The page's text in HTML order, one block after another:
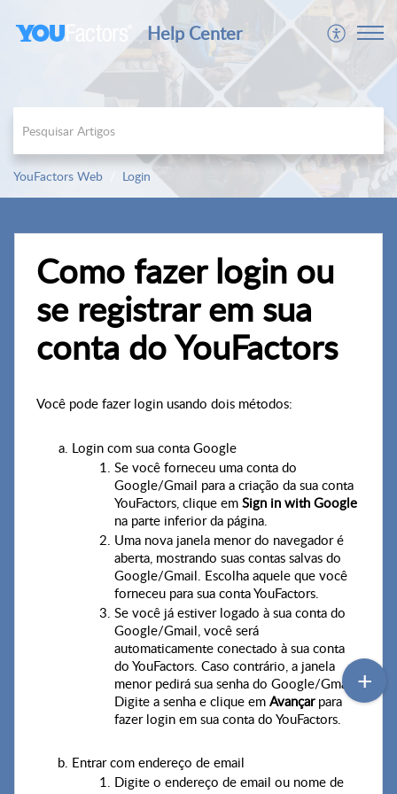
Help Center
YouFactors Web Login
Como fazer login ou
se registrar em sua
conta do YouFactors
Você pode fazer login usando dois métodos:
Login com sua conta Google
Se você forneceu uma conta do
Google/Gmail para a criação da sua conta
YouFactors, clique em Sign in with Google
na parte inferior da página.
Uma nova janela menor do navegador é
aberta, mostrando suas contas salvas do
Google/Gmail. Escolha aquele que você
forneceu para sua conta YouFactors.
Se você já estiver logado à sua conta do
Google/Gmail, você será
automaticamente conectado à sua conta
do YouFactors. Caso contrário, a janela
menor pedirá sua senha do Google/Gmail.
Digite a senha e clique em Avançar para
fazer login em sua conta do YouFactors.
Entrar com endereço de email
Digite o endereço de email ou nome de